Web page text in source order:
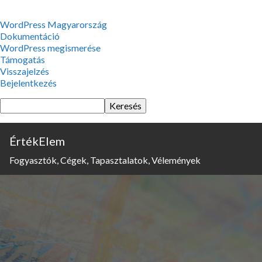
WordPress,
a
csodás
WordPress Magyarország
Dokumentáció
WordPress megismerése
Támogatás
Visszajelzés
Bejelentkezés
Keresés
ÉrtékElem
Fogyasztók, Cégek, Tapasztalatok, Vélemények